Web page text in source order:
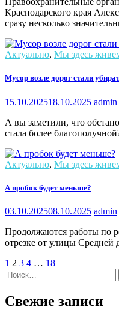
Краснодарского края
сразу несколько
Актуально, Мы здесь
Мусор возле дорог стали
15.10.202518.10.2025 admin
А вы заметили, что
стала более
Актуально, Мы здесь
А пробок будет меньше?
03.10.202508.10.2025 admin
Продолжаются работы по
отрезке от улицы
1 2 3 4 … 18
Найти:
Свежие записи